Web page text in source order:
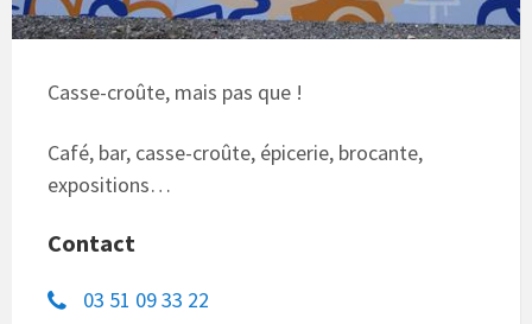
Casse-croûte, mais pas que !
Café, bar, casse-croûte, épicerie, brocante,
expositions…
Contact
03 51 09 33 22